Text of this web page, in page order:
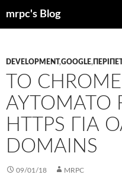
mrpc's Blog
DEVELOPMENT,GOOGLE,
ΤΟ
ΑΥΤΌΜΑΤΟ
HTTPS ΓΙΑ
DOMAINS
09/01/18 MRPC